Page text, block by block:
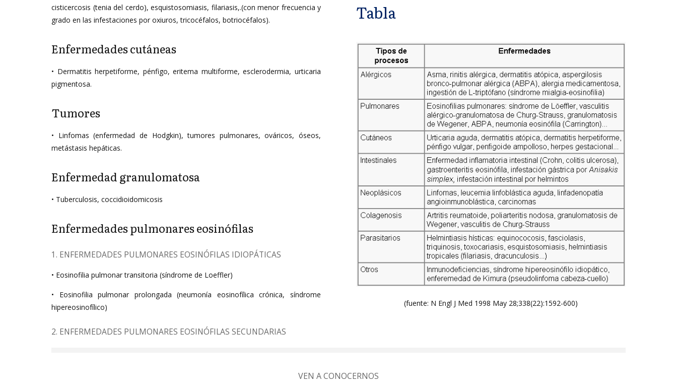
cisticercosis (tenia del cerdo), esquistosomiasis, filariasis,.(con menor frecuencia y
grado en las infestaciones por oxiuros, tricocéfalos, botriocéfalos).
Enfermedades cutáneas
• Dermatitis herpetiforme, pénfigo, eritema multiforme, esclerodermia, urticaria
pigmentosa.
Tumores
• Linfomas (enfermedad de Hodgkin), tumores pulmonares, ováricos, óseos,
metástasis hepáticas.
Enfermedad granulomatosa
• Tuberculosis, coccidioidomicosis
Enfermedades pulmonares eosinófilas
1. ENFERMEDADES PULMONARES EOSINÓFILAS IDIOPÁTICAS
• Eosinofilia pulmonar transitoria (síndrome de Loeffler)
• Eosinofilia pulmonar prolongada (neumonía eosinofílica crónica, síndrome
hipereosinofílico)
2. ENFERMEDADES PULMONARES EOSINÓFILAS SECUNDARIAS
Tabla
(fuente: N Engl J Med 1998 May 28;338(22):1592-600)
VEN A CONOCERNOS